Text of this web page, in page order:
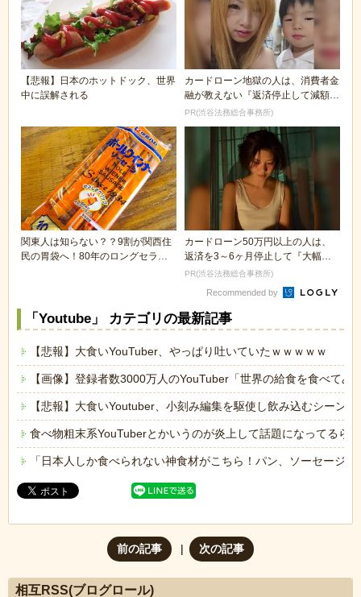
【悲報】日本のホットドック、世界
中に誤解される
カードローン地獄の人は、消費者金
融が教えない『返済停止して減額・
免除する方法』で...
PR(渋谷法務総合事務所)
関東人は知らない？？9割が関西住
民の胃袋へ！80年のロングセラー
カードローン50万円以上の人は、
返済を3～6ヶ月停止して『大幅に
減額してから返済...
PR(渋谷法務総合事務所)
Recommended by
「Youtube」 カテゴリの最新記事
【悲報】大食いYouTuber、やっぱり吐いていたｗｗｗｗｗ
【画像】登録者数3000万人のYouTuber「世界の給食を食べて
【悲報】大食いYoutuber、小刻み編集を駆使し飲み込むシーン
食べ物粗末系YouTuberとかいうのが炎上して話題になってるら
「日本人しか食べられない神食材がこちら！パン、ソーセージ
前の記事 次の記事
相互RSS(ブログロール)